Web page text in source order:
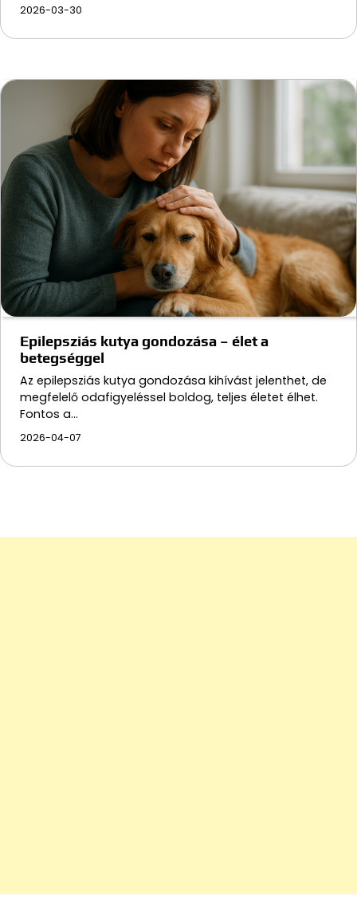
2026-03-30
Epilepsziás kutya gondozása – élet a
betegséggel
Az epilepsziás kutya gondozása kihívást jelenthet, de
megfelelő odafigyeléssel boldog, teljes életet élhet.
Fontos a…
2026-04-07